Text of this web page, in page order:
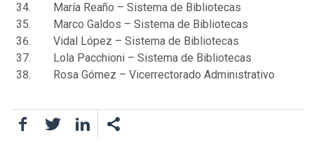
María Reaño – Sistema de Bibliotecas
Marco Galdos – Sistema de Bibliotecas
Vidal López – Sistema de Bibliotecas
Lola Pacchioni – Sistema de Bibliotecas
Rosa Gómez – Vicerrectorado Administrativo
FacebookTwitter LinkedIn